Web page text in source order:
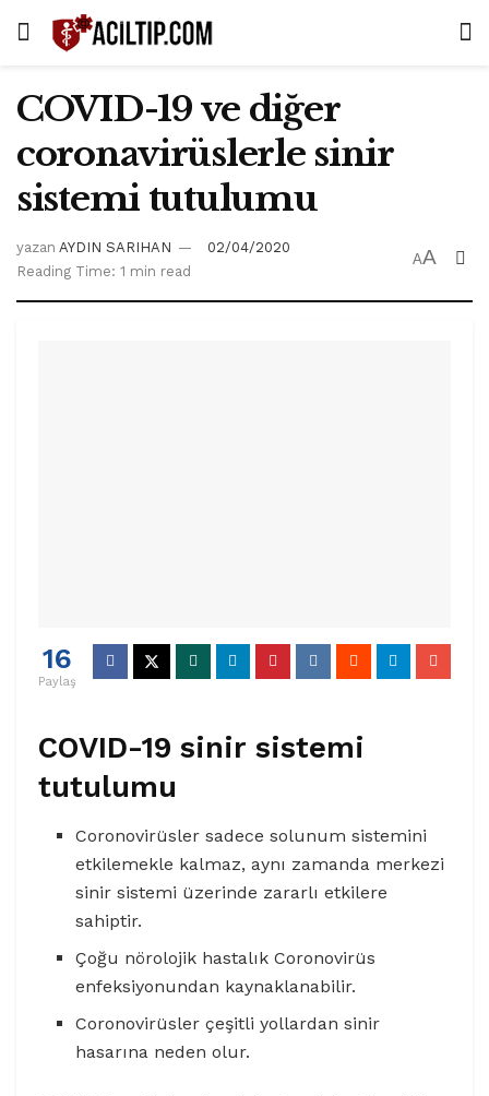
COVID-19 ve diğer
coronavirüslerle sinir
sistemi tutulumu
yazan AYDIN SARIHAN
02/04/2020
Reading Time: 1 min read
AA
16
Paylaş
COVID-19 sinir sistemi
tutulumu
Coronovirüsler sadece solunum sistemini
etkilemekle kalmaz, aynı zamanda merkezi
sinir sistemi üzerinde zararlı etkilere
sahiptir.
Çoğu nörolojik hastalık Coronovirüs
enfeksiyonundan kaynaklanabilir.
Coronovirüsler çeşitli yollardan sinir
hasarına neden olur.